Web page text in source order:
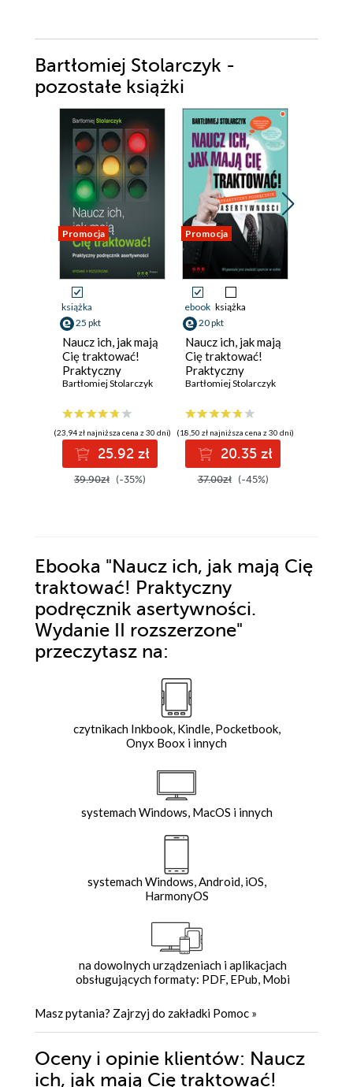
Bartłomiej Stolarczyk -
pozostałe książki
Promocja
książka
25 pkt
Naucz ich, jak mają
Cię traktować!
Praktyczny
podręcznik
Wydanie II
rozszerzone.
Książka z
autografem
Bartłomiej Stolarczyk
(23,94 zł najniższa cena z 30 dni)
25.92 zł
39.90zł (-35%)
Promocja
ebook książka
20 pkt
Naucz ich, jak mają
Cię traktować!
Praktyczny
podręcznik
Bartłomiej Stolarczyk
(18,50 zł najniższa cena z 30 dni)
20.35 zł
37.00zł (-45%)
Ebooka "Naucz ich, jak mają Cię
traktować! Praktyczny
podręcznik asertywności.
Wydanie II rozszerzone"
przeczytasz na:
czytnikach Inkbook, Kindle, Pocketbook,
Onyx Boox i innych
systemach Windows, MacOS i innych
systemach Windows, Android, iOS,
HarmonyOS
na dowolnych urządzeniach i aplikacjach
obsługujących formaty: PDF, EPub, Mobi
Masz pytania? Zajrzyj do zakładki Pomoc »
Oceny i opinie klientów: Naucz
ich, jak mają Cię traktować!